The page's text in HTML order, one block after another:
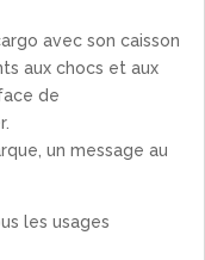
avec son caisson
aux chocs et aux
de
un message au
les usages